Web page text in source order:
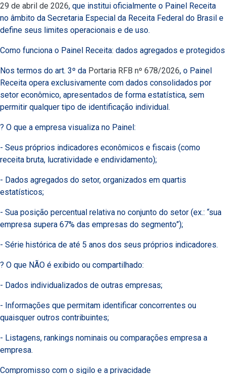
29 de abril de 2026, que institui oficialmente o Painel Receita
no âmbito da Secretaria Especial da Receita Federal do Brasil e
define seus limites operacionais e de uso.
Como funciona o Painel Receita: dados agregados e protegidos
Nos termos do art. 3º da Portaria RFB nº 678/2026, o Painel
Receita opera exclusivamente com dados consolidados por
setor econômico, apresentados de forma estatística, sem
permitir qualquer tipo de identificação individual.
? O que a empresa visualiza no Painel:
- Seus próprios indicadores econômicos e fiscais (como
receita bruta, lucratividade e endividamento);
- Dados agregados do setor, organizados em quartis
estatísticos;
- Sua posição percentual relativa no conjunto do setor (ex.: “sua
empresa supera 67% das empresas do segmento”);
- Série histórica de até 5 anos dos seus próprios indicadores.
? O que NÃO é exibido ou compartilhado:
- Dados individualizados de outras empresas;
- Informações que permitam identificar concorrentes ou
quaisquer outros contribuintes;
- Listagens, rankings nominais ou comparações empresa a
empresa.
Compromisso com o sigilo e a privacidade